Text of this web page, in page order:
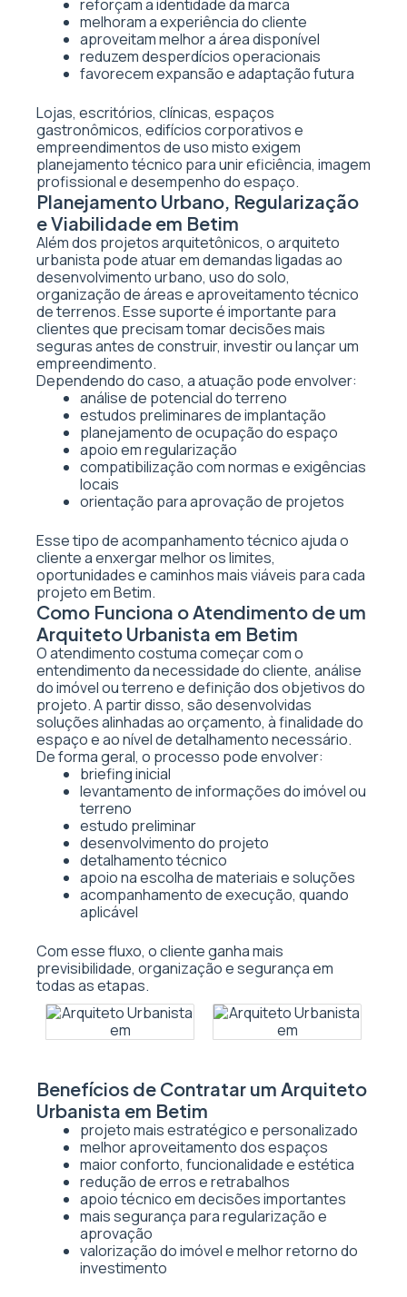
reforçam a identidade da marca
melhoram a experiência do cliente
aproveitam melhor a área disponível
reduzem desperdícios operacionais
favorecem expansão e adaptação futura
Lojas, escritórios, clínicas, espaços
gastronômicos, edifícios corporativos e
empreendimentos de uso misto exigem
planejamento técnico para unir eficiência, imagem
profissional e desempenho do espaço.
Planejamento Urbano, Regularização
e Viabilidade em Betim
Além dos projetos arquitetônicos, o arquiteto
urbanista pode atuar em demandas ligadas ao
desenvolvimento urbano, uso do solo,
organização de áreas e aproveitamento técnico
de terrenos. Esse suporte é importante para
clientes que precisam tomar decisões mais
seguras antes de construir, investir ou lançar um
empreendimento.
Dependendo do caso, a atuação pode envolver:
análise de potencial do terreno
estudos preliminares de implantação
planejamento de ocupação do espaço
apoio em regularização
compatibilização com normas e exigências
locais
orientação para aprovação de projetos
Esse tipo de acompanhamento técnico ajuda o
cliente a enxergar melhor os limites,
oportunidades e caminhos mais viáveis para cada
projeto em Betim.
Como Funciona o Atendimento de um
Arquiteto Urbanista em Betim
O atendimento costuma começar com o
entendimento da necessidade do cliente, análise
do imóvel ou terreno e definição dos objetivos do
projeto. A partir disso, são desenvolvidas
soluções alinhadas ao orçamento, à finalidade do
espaço e ao nível de detalhamento necessário.
De forma geral, o processo pode envolver:
briefing inicial
levantamento de informações do imóvel ou
terreno
estudo preliminar
desenvolvimento do projeto
detalhamento técnico
apoio na escolha de materiais e soluções
acompanhamento de execução, quando
aplicável
Com esse fluxo, o cliente ganha mais
previsibilidade, organização e segurança em
todas as etapas.
Benefícios de Contratar um Arquiteto
Urbanista em Betim
projeto mais estratégico e personalizado
melhor aproveitamento dos espaços
maior conforto, funcionalidade e estética
redução de erros e retrabalhos
apoio técnico em decisões importantes
mais segurança para regularização e
aprovação
valorização do imóvel e melhor retorno do
investimento